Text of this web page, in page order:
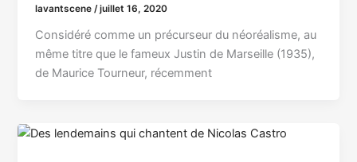
lavantscene/juillet 16, 2020
Considéré comme un précurseur du néoréalisme, au
même titre que le fameux Justin de Marseille (1935),
de Maurice Tourneur, récemment